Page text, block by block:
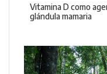
Vitamina D como
glándula mamaria